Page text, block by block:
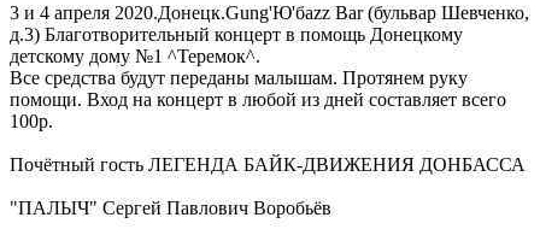
3 и 4 апреля 2020.Донецк.Gung'Ю'бazz Bar (бульвар Шевченко,
д.3) Благотворительный концерт в помощь Донецкому
детскому дому №1 ^Теремок^.
Все средства будут переданы малышам. Протянем руку
помощи. Вход на концерт в любой из дней составляет всего
100р.
Почётный гость ЛЕГЕНДА БАЙК-ДВИЖЕНИЯ ДОНБАССА
"ПАЛЫЧ" Сергей Павлович Воробьёв